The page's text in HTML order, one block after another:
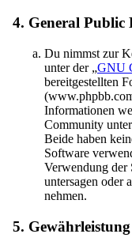
4. General Public
Du nimmst zur
unter der „GNU
bereitgestellten
Informationen
Community
Beide haben
Software
Verwendung der
untersagen oder
nehmen.
5. Gewährleistung